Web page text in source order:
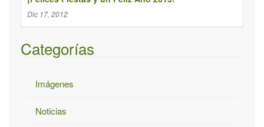
Dic 17, 2012
Categorías
Imágenes
Noticias